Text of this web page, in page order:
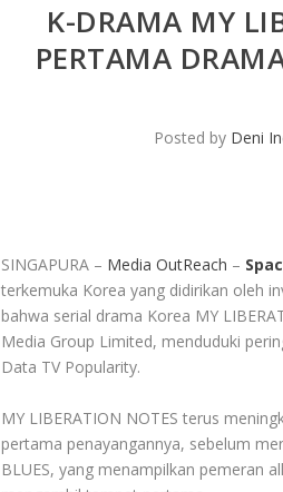
K-DRAMA MY
PERTAMA
Posted by Deni
SINGAPURA – Media OutReach –
terkemuka Korea yang didirikan oleh
bahwa serial drama Korea MY
Media Group Limited, menduduki
Data TV Popularity.
MY LIBERATION NOTES terus
pertama penayangannya, sebelum
BLUES, yang menampilkan pemeran